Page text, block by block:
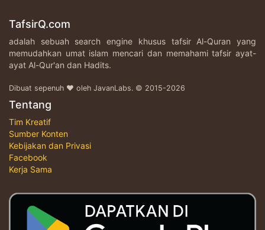
TafsirQ.com
adalah sebuah search engine khusus tafsir Al-Quran yang
memudahkan umat islam mencari dan memahami tafsir ayat-
ayat Al-Qur'an dan Hadits.
Dibuat sepenuh ♥ oleh JavanLabs. © 2015-2026
Tentang
Tim Kreatif
Sumber Konten
Kebijakan dan Privasi
Facebook
Kerja Sama